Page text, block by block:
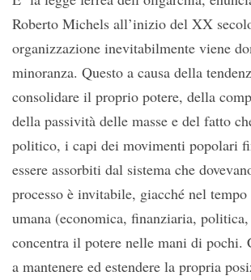
Roberto Michels all’inizio del XX
organizzazione inevitabilmente viene
minoranza. Questo a causa della
consolidare il proprio potere, della
della passività delle masse e del fatto
politico, i capi dei movimenti popolari
essere assorbiti dal sistema che
processo è invitabile, giacché nel
umana (economica, finanziaria,
concentra il potere nelle mani di pochi.
a mantenere ed estendere la propria